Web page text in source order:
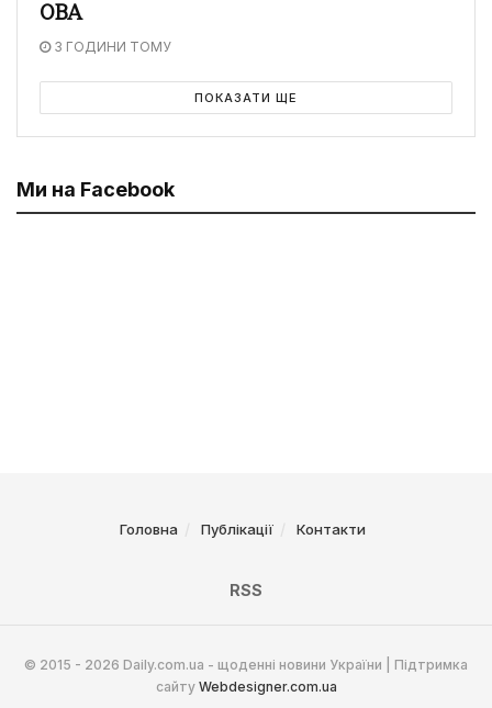
ОВА
3 ГОДИНИ ТОМУ
ПОКАЗАТИ ЩЕ
Ми на Facebook
Головна Публікації Контакти
RSS
© 2015 - 2026 Daily.com.ua - щоденні новини України | Підтримка
сайту Webdesigner.com.ua